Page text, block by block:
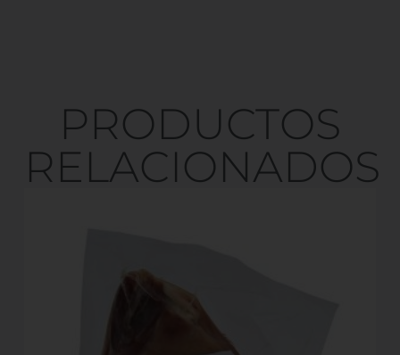
PRODUCTOS
RELACIONADOS